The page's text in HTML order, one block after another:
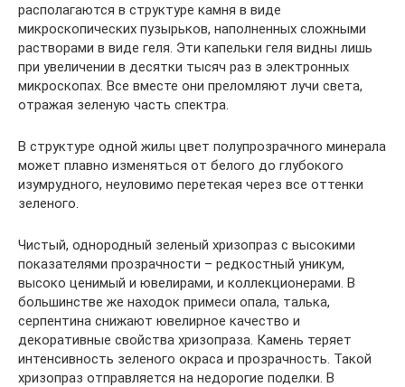
располагаются в структуре камня в виде
микроскопических пузырьков, наполненных сложными
растворами в виде геля. Эти капельки геля видны лишь
при увеличении в десятки тысяч раз в электронных
микроскопах. Все вместе они преломляют лучи света,
отражая зеленую часть спектра.
В структуре одной жилы цвет полупрозрачного минерала
может плавно изменяться от белого до глубокого
изумрудного, неуловимо перетекая через все оттенки
зеленого.
Чистый, однородный зеленый хризопраз с высокими
показателями прозрачности – редкостный уникум,
высоко ценимый и ювелирами, и коллекционерами. В
большинстве же находок примеси опала, талька,
серпентина снижают ювелирное качество и
декоративные свойства хризопраза. Камень теряет
интенсивность зеленого окраса и прозрачность. Такой
хризопраз отправляется на недорогие поделки. В